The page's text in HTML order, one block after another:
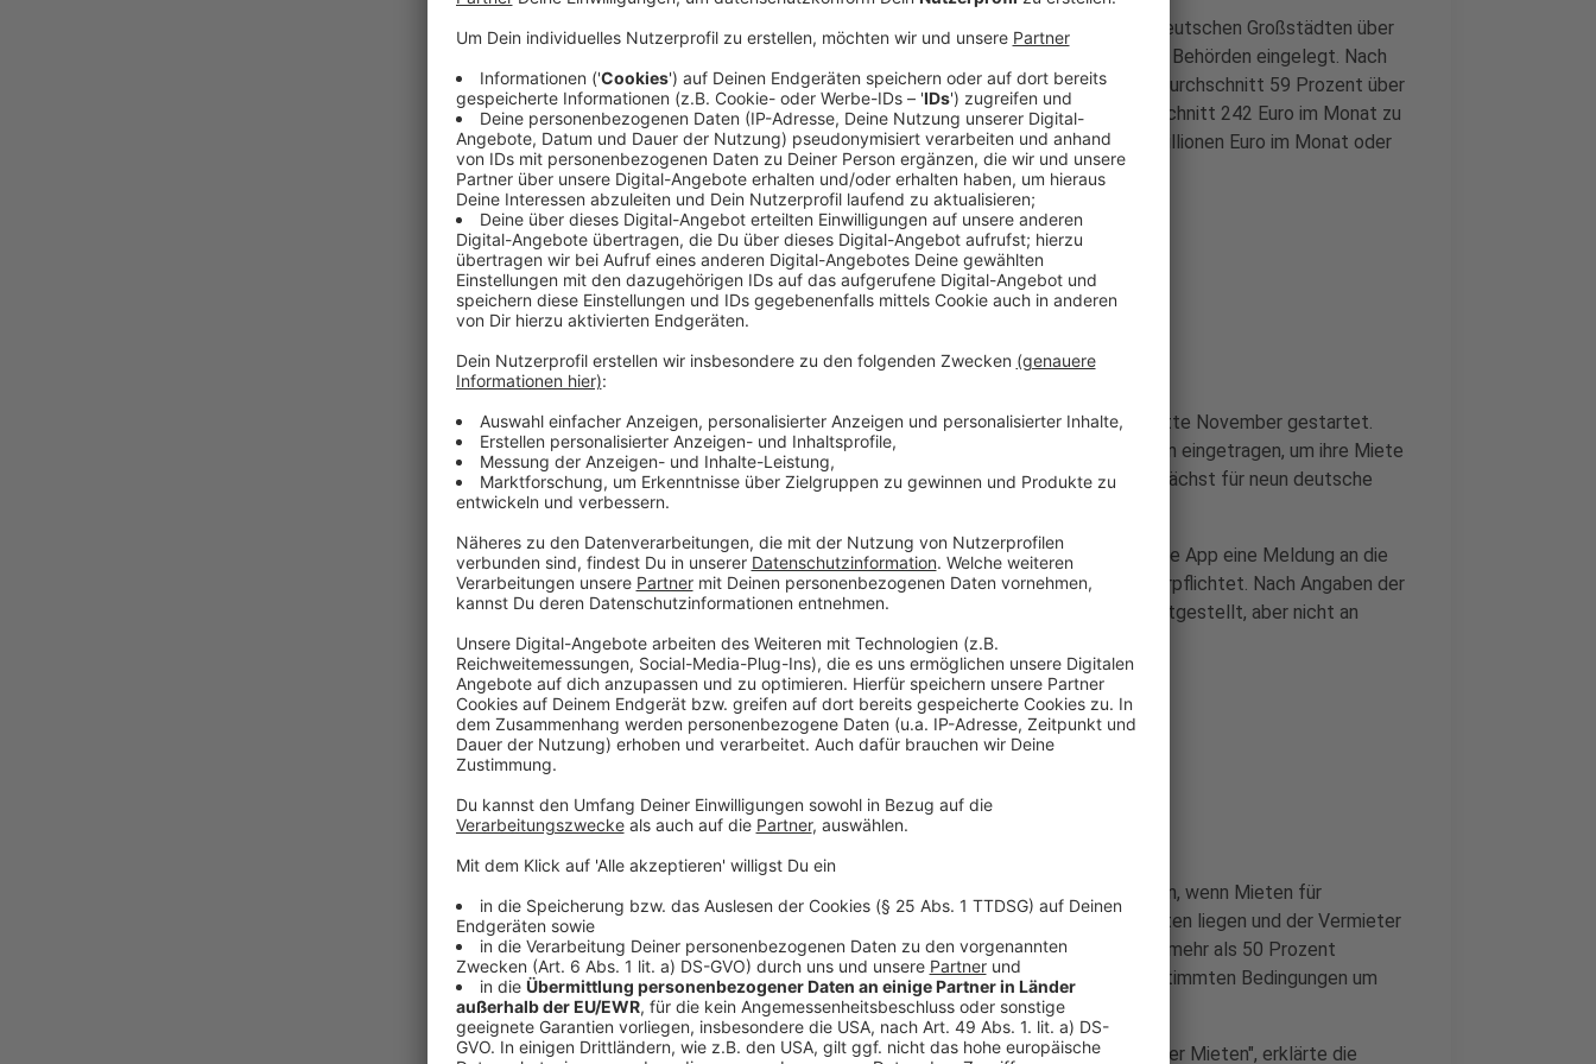
Wegen vermuteten Mietwuchers haben Tausende Haushalte in deutschen Großstädten über
" der Linken Beschwerde bei den zuständigen Behörden eingelegt. Nach
Angaben der Partei lag die Miete dieser gut 5.000 Haushalte im Durchschnitt 59 Prozent über
dem Mietspiegel. Nach Berechnungen der Linken zahlten sie im Schnitt 242 Euro im Monat zu
viel. Das summiere sich allein für diese Haushalte auf bis zu 1,2 Millionen Euro im Monat oder
fast 15 Millionen Euro im Jahr.
Anzeige
Angebot auch in Bochum, Bonn, Köln und Münster
Die Linke im Bundestag hatte die sogenannteMietwucherapp
Mitte November gestartet.
Bislang haben 135.000 Nutzerinnen und Nutzer freiwillig ihre Daten eingetragen, um ihre Miete
mit dem örtlichen Mietspiegel zu vergleichen. Die App gab es zunächst für neun deutsche
Großstädte.
Wenn sich Nutzerinnen und Nutzer dafür entscheiden, wird über die App eine Meldung an die
zuständigen Ämter weitergeleitet. Diese sind zur Überprüfung verpflichtet. Nach Angaben der
Linken werden über die App in vielen Fällen überhöhte Mieten festgestellt, aber nicht an
Ämter gemeldet. Viele fürchteten Ärger mit dem Vermieter.
Anzeige
Anzeige
Laut Wirtschaftsstrafgesetz kann es eine Ordnungswidrigkeit sein, wenn Mieten für
Wohnräume um mehr als 20 Prozent über üblichen Vergleichswerten liegen und der Vermieter
es ausnutzt, dass es kaum Angebote auf dem Markt gibt. Bei um mehr als 50 Prozent
überhöhten Werten kann es sich laut Rechtssprechung unter bestimmten Bedingungen um
eine Straftat handeln.
"Mieterinnen und Mieter zahlen monatlich Millionen Euro überhöhter Mieten", erklärte die